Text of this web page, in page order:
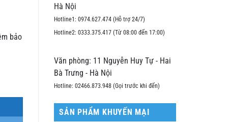
Hà Nội
Hotline1: 0974.627.474 (Hỗ trợ 24/7)
Hotline2: 0333.375.417 (Từ 08:00 đến 17:00)
Văn phòng: 11 Nguyễn Huy Tự - Hai
Bà Trưng - Hà Nội
Hotline: 02466.873.948 (Gọi trước khi đến)
SẢN PHẨM KHUYẾN MẠI
bảo